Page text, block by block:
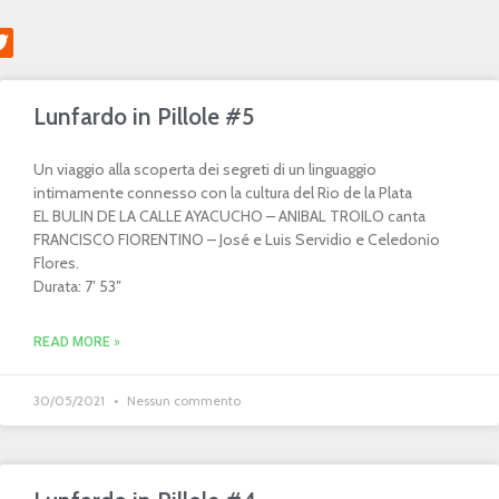
Lunfardo in Pillole #5
Un viaggio alla scoperta dei segreti di un linguaggio
intimamente connesso con la cultura del Rio de la Plata
EL BULIN DE LA CALLE AYACUCHO – ANIBAL TROILO canta
FRANCISCO FIORENTINO – José e Luis Servidio e Celedonio
Flores.
Durata: 7′ 53″
READ MORE »
30/05/2021 Nessun commento